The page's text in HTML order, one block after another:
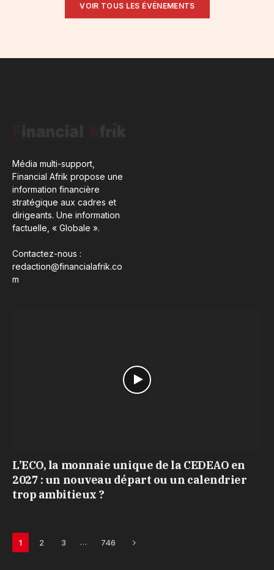
VOIR TOUS LES ÉVÉNEMENTS
Média multi-support,
Financial Afrik propose une
information financière
stratégique aux cadres et
dirigeants. Une information
factuelle, « Globale ».
Contactez-nous :
redaction@financialafrik.co
m
L’ECO, la monnaie unique de la CEDEAO en
2027 : un nouveau départ ou un calendrier
trop ambitieux ?
1 2 3 … 746 Next